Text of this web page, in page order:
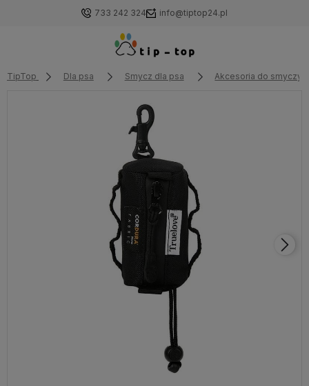
733 242 324 info@tiptop24.pl
TipTop Dla psa Smycz dla psa Akcesoria do smyczy